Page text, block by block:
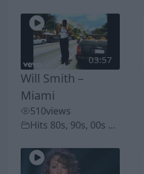
03:57
Will Smith –
Miami
510views
Hits 80s, 90s, 00s ...